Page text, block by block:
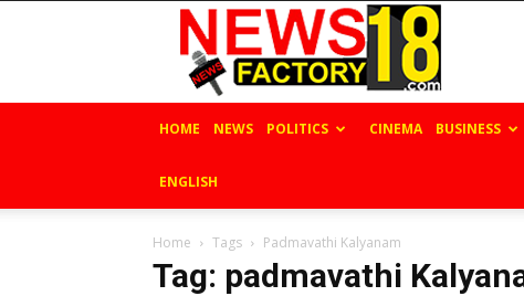
News
Factory
18
HOME NEWS POLITICS CINEMA BUSINESS
ENGLISH
Home Tags Padmavathi Kalyanam
Tag: padmavathi